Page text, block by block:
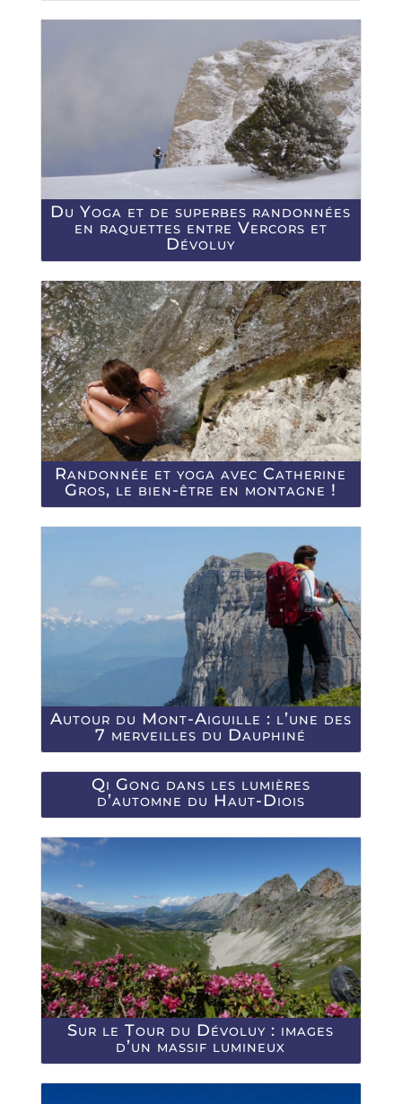
Du Yoga et de superbes randonnées
en raquettes entre Vercors et
Dévoluy
Randonnée et yoga avec Catherine
Gros, le bien-être en montagne !
Autour du Mont-Aiguille : l’une des
7 merveilles du Dauphiné
Qi Gong dans les lumières
d’automne du Haut-Diois
Sur le Tour du Dévoluy : images
d’un massif lumineux